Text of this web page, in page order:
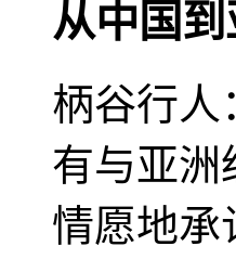
从中国到
柄谷行人
有与亚洲
情愿地承